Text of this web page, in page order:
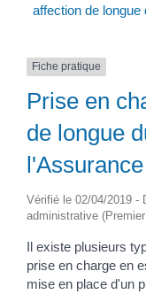
affection de
Fiche pratique
Prise en
de longue
Vérifié le 02/04/2019 -
administrative
Il existe plusieurs
prise en charge en
mise en place d'un